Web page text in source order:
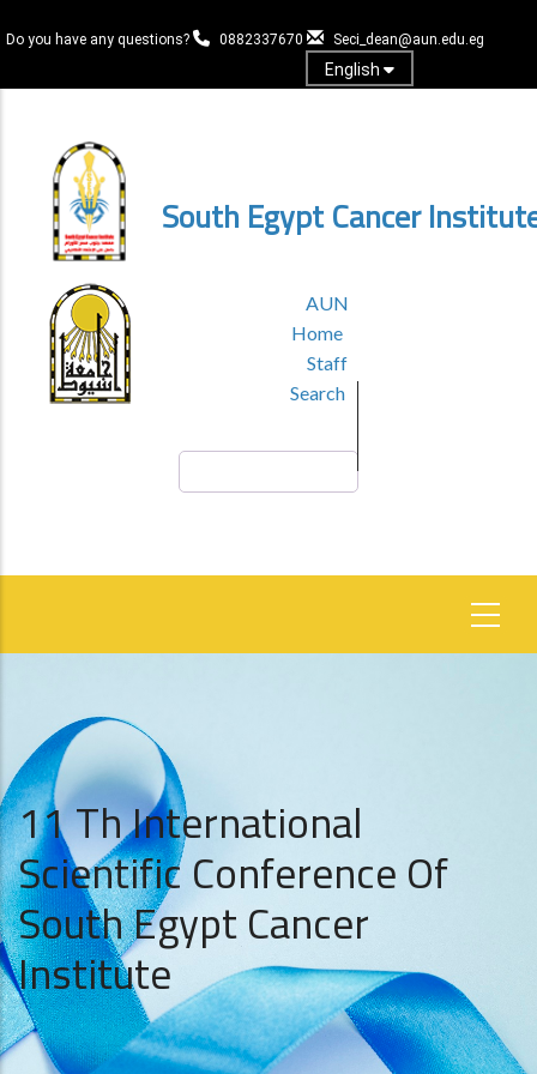
to
content
Do you have any questions? 0882337670 Seci_dean@aun.edu.eg
English
South Egypt Cancer
HEADER
MENU
AUN
Home
Staff
Search
11 Th International
Scientific Conference Of
South Egypt Cancer
Institute